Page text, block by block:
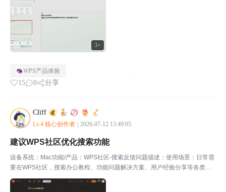
3+
WPS产品体验
15 0 分享
Cliff
Lv.4 核心创作者 2026-07-12 13:49:05
建议WPS社区优化搜索功能
设备系统：Mac功能/产品：WPS社区-搜索反馈问题描述：使用场景：日常需
要在WPS社区，搜索办公教程、功能问题解决方案、用户经验分享等各类社
区帖子内容。问题描述：目前，在WPS社区搜索栏搜索关键词后，跳转出来
的搜索结果页面，仅杂乱的展示，搜索到结果。页面...